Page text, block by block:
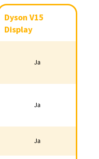
Dyson
V15
Dyson V15
Display
Ja
Ja
Ja